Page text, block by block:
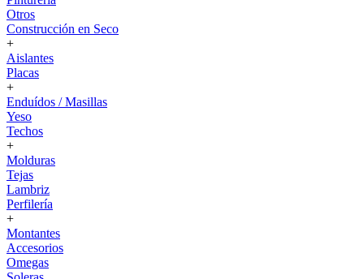
Otros
Construcción en Seco
+
Aislantes
Placas
+
Enduídos / Masillas
Yeso
Techos
+
Molduras
Tejas
Lambriz
Perfilería
+
Montantes
Accesorios
Omegas